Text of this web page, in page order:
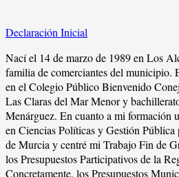
Declaración Inicial
Nací el 14 de marzo de 1989 en Los
familia de comerciantes del municipio.
en el Colegio Público Bienvenido
Las Claras del Mar Menor y
Menárguez. En cuanto a mi formación
en Ciencias Políticas y Gestión
de Murcia y centré mi Trabajo Fin de
los Presupuestos Participativos de la
Concretamente, los Presupuestos